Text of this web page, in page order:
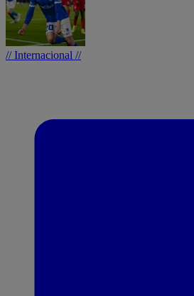
// Internacional //